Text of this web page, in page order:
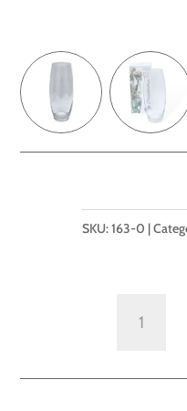
SKU:163-0
Botanica
cm.